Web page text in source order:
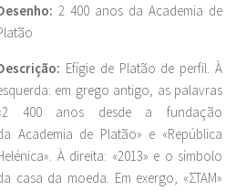
2 400 anos da Academia de
Efígie de Platão de perfil. À
em grego antigo, as palavras
400 anos desde a fundação
Academia de Platão» e «República
À direita: «2013» e o símbolo
casa da moeda. Em exergo, «ΣΤΑΜ»